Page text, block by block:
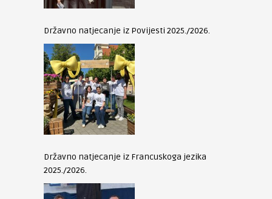
Državno natjecanje iz Povijesti 2025./2026.
Državno natjecanje iz Francuskoga jezika
2025./2026.